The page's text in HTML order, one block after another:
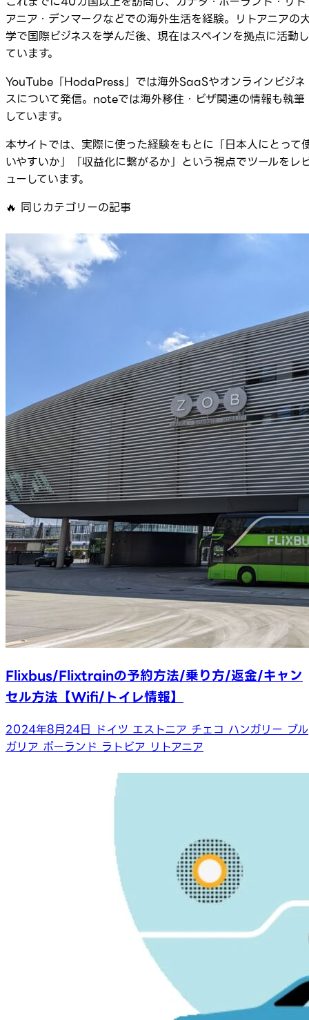
アニア・デンマークなどでの海外生活を経験。リトアニアの
学で国際ビジネスを学んだ後、現在はスペインを拠点に活動し
ています。
YouTube「HodaPress」では海外SaaSやオンラインビジネ
スについて発信。noteでは海外移住・ビザ関連の情報も執筆
しています。
本サイトでは、実際に使った経験をもとに「日本人にとって
いやすいか」「収益化に繋がるか」という視点でツールをレ
ューしています。
🔥 同じカテゴリーの記事
Flixbus/Flixtrainの予約方法/乗り方/返金/キャン
セル方法【Wifi/トイレ情報】
2024年8月24日 ドイツ エストニア チェコ ハンガリー ブル
ガリア ポーランド ラトビア リトアニア